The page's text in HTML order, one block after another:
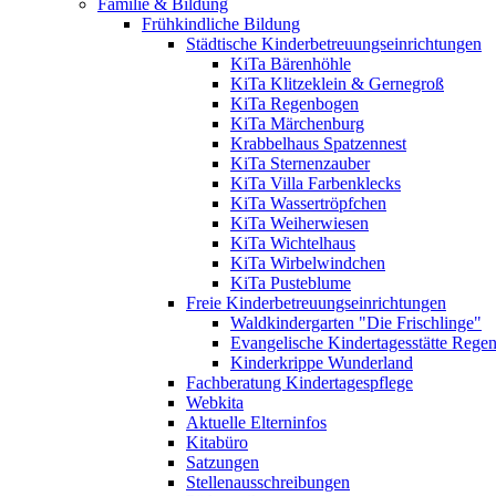
Familie & Bildung
Frühkindliche Bildung
Städtische Kinderbetreuungseinrichtungen
KiTa Bärenhöhle
KiTa Klitzeklein & Gernegroß
KiTa Regenbogen
KiTa Märchenburg
Krabbelhaus Spatzennest
KiTa Sternenzauber
KiTa Villa Farbenklecks
KiTa Wassertröpfchen
KiTa Weiherwiesen
KiTa Wichtelhaus
KiTa Wirbelwindchen
KiTa Pusteblume
Freie Kinderbetreuungseinrichtungen
Waldkindergarten "Die Frischlinge"
Evangelische Kindertagesstätte
Kinderkrippe Wunderland
Fachberatung Kindertagespflege
Webkita
Aktuelle Elterninfos
Kitabüro
Satzungen
Stellenausschreibungen